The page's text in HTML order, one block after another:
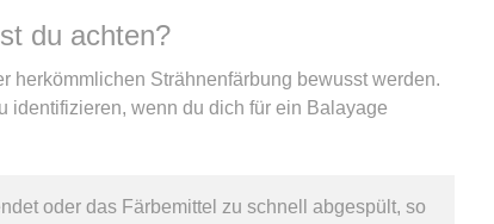
du achten?
herkömmlichen Strähnenfärbung bewusst werden.
identifizieren, wenn du dich für ein Balayage
oder das Färbemittel zu schnell abgespült, so